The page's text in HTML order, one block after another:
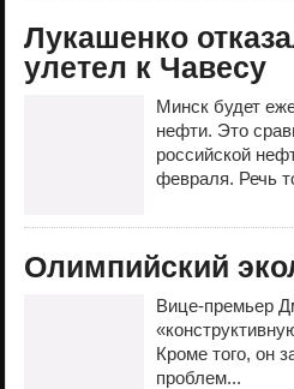
Лукашенко
улетел к Чавесу
Минск будет
нефти. Это
российской
февраля. Речь
Олимпийский
Вице-премьер
Кроме того, он
проблем...